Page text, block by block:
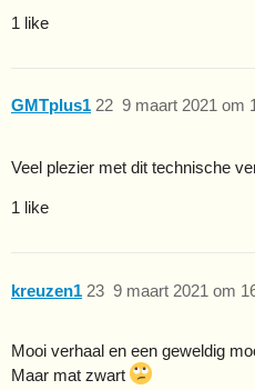
1 like
GMTplus1 9 maart 2021 om
22
Veel plezier met dit technische
1 like
kreuzen1 9 maart 2021 om
23
Mooi verhaal en een geweldig
Maar mat zwart